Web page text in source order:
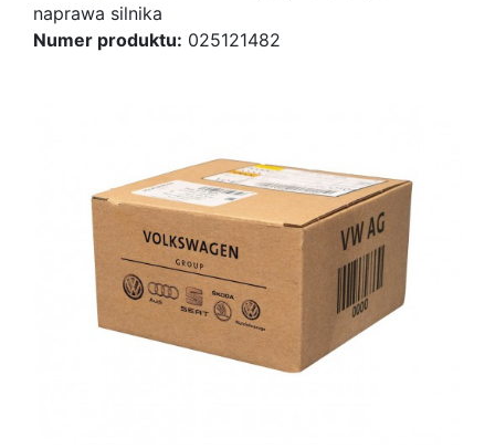
naprawa silnika
Numer produktu: 025121482